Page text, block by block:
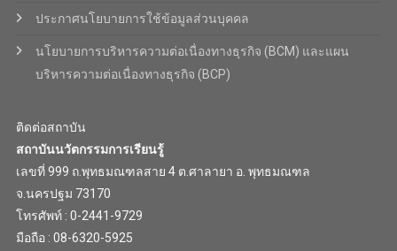
ประกาศนโยบายการใช้ข้อมูลส่วนบุคคล
นโยบายการบริหารความต่อเนื่องทางธุรกิจ (BCM) และแผน
บริหารความต่อเนื่องทางธุรกิจ (BCP)
ติดต่อสถาบัน
สถาบันนวัตกรรมการเรียนรู้
เลขที่ 999 ถ.พุทธมณฑลสาย 4 ต.ศาลายา อ. พุทธมณฑล
จ.นครปฐม 73170
โทรศัพท์ : 0-2441-9729
มือถือ : 08-6320-5925